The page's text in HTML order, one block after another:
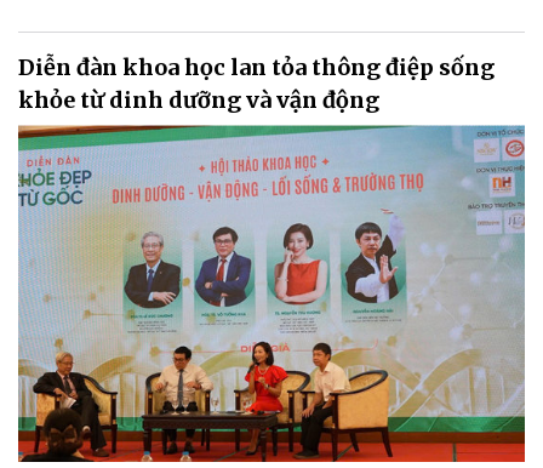
Diễn đàn khoa học lan tỏa thông điệp sống
khỏe từ dinh dưỡng và vận động